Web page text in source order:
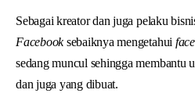
Sebagai kreator dan juga pelaku
Facebooksebaiknya mengetahui
sedang muncul sehingga membantu
dan juga yang dibuat.